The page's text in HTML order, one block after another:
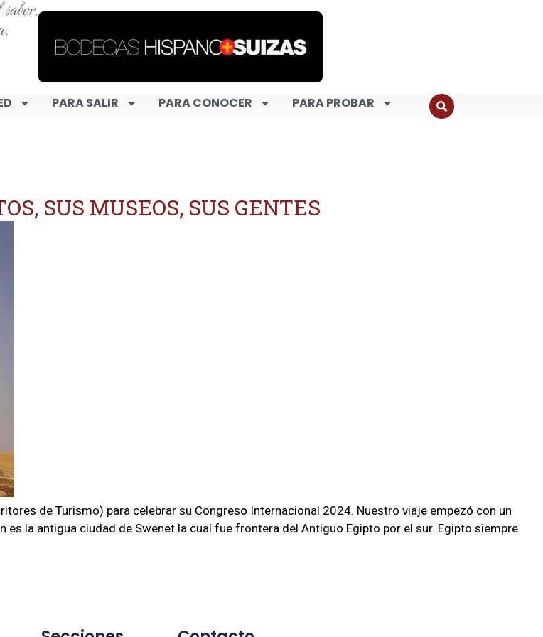
PARA SALIR PARA CONOCER
PARA PROBAR
SUS MUSEOS, SUS GENTES
de Turismo) para celebrar su Congreso Internacional 2024. Nuestro viaje empezó con un
la antigua ciudad de Swenet la cual fue frontera del Antiguo Egipto por el sur. Egipto siempre